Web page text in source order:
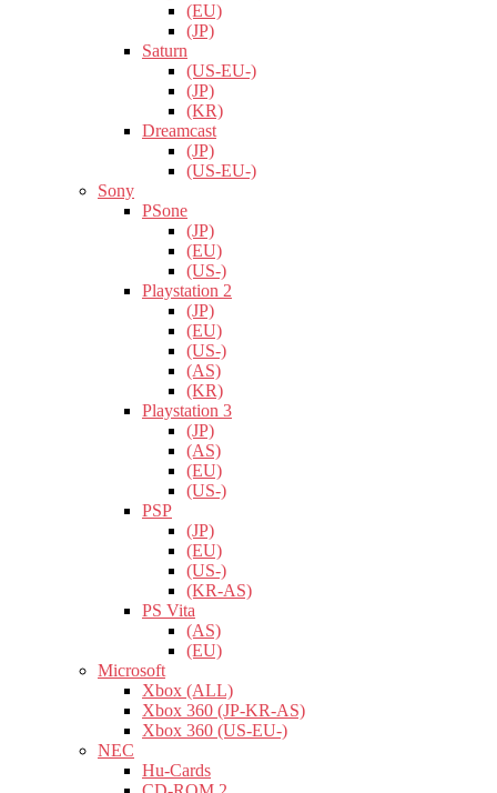
(EU)
(JP)
Saturn
(US-EU-)
(JP)
(KR)
Dreamcast
(JP)
(US-EU-)
Sony
PSone
(JP)
(EU)
(US-)
Playstation 2
(JP)
(EU)
(US-)
(AS)
(KR)
Playstation 3
(JP)
(AS)
(EU)
(US-)
PSP
(JP)
(EU)
(US-)
(KR-AS)
PS Vita
(AS)
(EU)
Microsoft
Xbox (ALL)
Xbox 360 (JP-KR-AS)
Xbox 360 (US-EU-)
NEC
Hu-Cards